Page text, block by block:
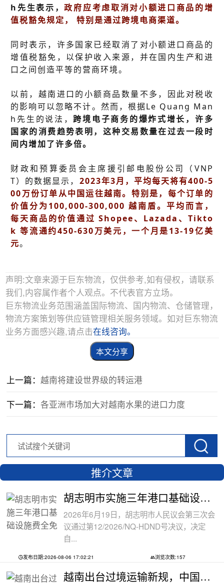
h先生表示，政府应考虑取消对小额进口商品的增
值税豁免规定， 特别是通过跨境电商渠道。
同时表示，许多国家已经取消了对小额进口商品的
增值税豁免，以保护收入来源，并在国内生产和进
口之间创造平等的营商环境。
以前，越南进口的小额商品数量不多，因此对税收
的影响可以忽略不计。然而，根据Le Quang Man
h先生的说法，跨境电子商务的爆炸式增长，许多
国家的消费趋势表明，这种交易数量在过去一段时
间内增加了许多倍。
财政和预算委员会主席援引邮电股份公司（VNP
T）的数据显示， 2023年3月，平均每天将有400-5
00万份订单从中国运往越南。特别是，每个订单的
价值分为100,000-300,000 越南盾。平均而言，
每天商品的价值通过 Shopee、Lazada、Tikto
k 等流通约450-630万美元，一个月是13-19亿美
元。
声明:文章来源于巨东物流，仅供参考,如有侵权，请联系
我们,内容属作者个人观点。不代表官方立场。
巨东物流业务范围涵盖国际物流、国内物流、仓储管理，
物流方案策划等供应链管理相关服务领域。如对巨东物流
业务方面感兴趣,请点击在线咨询。
本文分享
上一篇：越南将建设世界级的转运港
下一篇：各亚洲市场加大对越南水果的进口力度
推介文章
胡志明市实施三年港口基础设施费全免政
2026年6月19日，胡志明市人民议会第三次会
议通过第12/2026/NQ-HDND号决议，决定
自...
发布日期:2026-08-06 17:02:21 浏览次数:157
越南出台过境运输新规，中国货物中转通